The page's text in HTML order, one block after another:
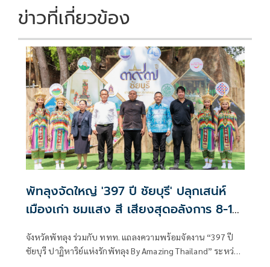
k k
ข่าวที่เกี่ยวข้อง
พัทลุงจัดใหญ่ '397 ปี ชัยบุรี' ปลุกเสน่ห์
เมืองเก่า ชมแสง สี เสียงสุดอลังการ 8-10
จังหวัดพัทลุง ร่วมกับ ททท. แถลงความพร้อมจัดงาน “397 ปี
ชัยบุรี ปาฏิหาริย์แห่งรักพัทลุง By Amazing Thailand” ระหว่าง